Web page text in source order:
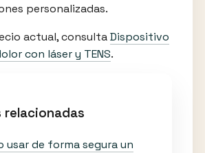
personalizadas.
actual, consultaDispositivo
con láser y TENS.
relacionadas
usar de forma segura un